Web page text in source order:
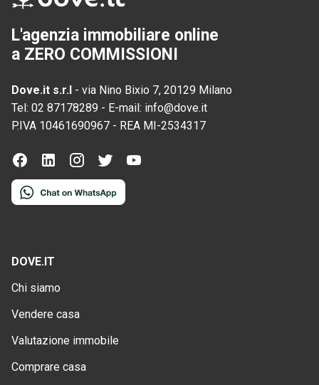
L'agenzia immobiliare online
a ZERO COMMISSIONI
Dove.it s.r.l - via Nino Bixio 7, 20129 Milano
Tel: 02 87178289 - E-mail: info@dove.it
P.IVA 10461690967 - REA MI-2534317
DOVE.IT
Chi siamo
Vendere casa
Valutazione immobile
Comprare casa